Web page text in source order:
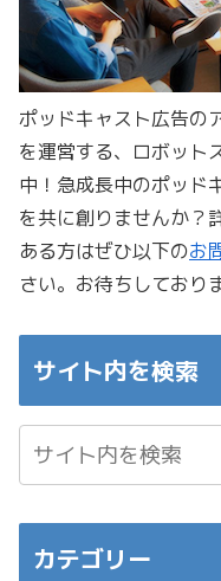
ポッドキャスト広告の
を運営する、ロボット
中！急成長中のポッド
を共に創りませんか？
ある方はぜひ以下のお
さい。お待ちしており
サイト内を検索
カテゴリー